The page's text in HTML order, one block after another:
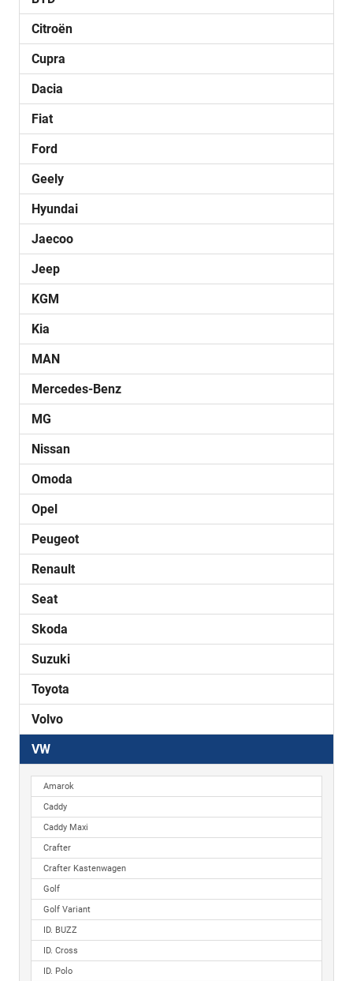
Citroën
Cupra
Dacia
Fiat
Ford
Geely
Hyundai
Jaecoo
Jeep
KGM
Kia
MAN
Mercedes-Benz
MG
Nissan
Omoda
Opel
Peugeot
Renault
Seat
Skoda
Suzuki
Toyota
Volvo
VW
Amarok
Caddy
Caddy Maxi
Crafter
Crafter Kastenwagen
Golf
Golf Variant
ID. BUZZ
ID. Cross
ID. Polo